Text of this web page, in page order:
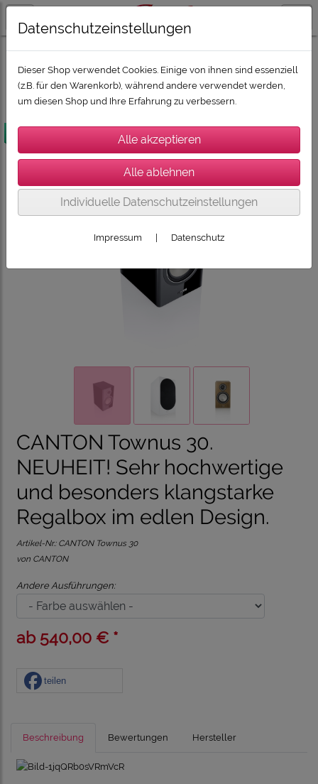
LAUTSPRECHER / SUBWOOFER / SOUNDBARS
CANTON Lautsprecher
CANTON Townus-Serie
CANTON Townus 30.
NEUHEIT! Sehr hochwertige
und besonders klangstarke
Regalbox im edlen Design.
Artikel-Nr.: CANTON Townus 30
von CANTON
Andere Ausführungen:
ab 540,00 € *
teilen
Beschreibung Bewertungen Hersteller
Datenschutzeinstellungen
Dieser Shop verwendet Cookies. Einige von ihnen sind essenziell
(z.B. für den Warenkorb), während andere verwendet werden,
um diesen Shop und Ihre Erfahrung zu verbessern.
Individuelle Datenschutzeinstellungen
Impressum Datenschutz